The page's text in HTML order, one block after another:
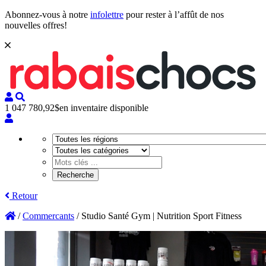
Abonnez-vous à notre infolettre pour rester à l’affût de nos
nouvelles offres!
1 047 780,92$en inventaire disponible
Retour
/Commercants / Studio Santé Gym | Nutrition Sport Fitness